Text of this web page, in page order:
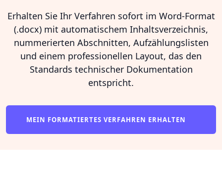
Erhalten Sie Ihr Verfahren sofort im Word-Format
(.docx) mit automatischem Inhaltsverzeichnis,
nummerierten Abschnitten, Aufzählungslisten
und einem professionellen Layout, das den
Standards technischer Dokumentation
entspricht.
MEIN FORMATIERTES VERFAHREN ERHALTEN